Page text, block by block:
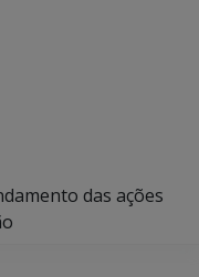
das ações